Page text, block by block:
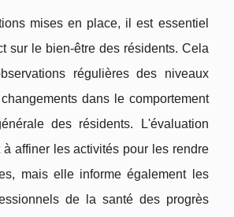
mises en place, il est essentiel
sur le bien-être des résidents. Cela
régulières des niveaux
dans le comportement
des résidents. L'évaluation
affiner les activités pour les rendre
mais elle informe également les
de la santé des progrès